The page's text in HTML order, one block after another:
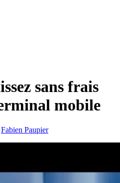
sans frais
mobile
Fabien Paupier